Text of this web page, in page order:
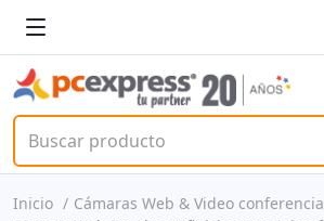
Inicio
Cámaras Web & Video conferencia